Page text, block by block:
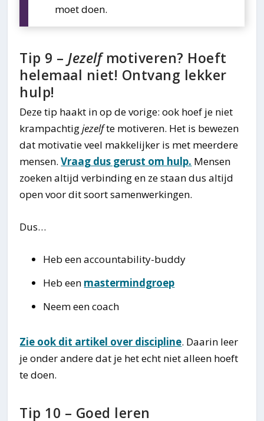
moet doen.
Tip 9 – Jezelfmotiveren? Hoeft
helemaal niet! Ontvang lekker
hulp!
Deze tip haakt in op de vorige: ook hoef je niet
krampachtigjezelfte motiveren. Het is bewezen
dat motivatie veel makkelijker is met meerdere
mensen.Vraag dus gerust om hulp. Mensen
zoeken altijd verbinding en ze staan dus altijd
open voor dit soort samenwerkingen.
Dus…
Heb een accountability-buddy
Heb een mastermindgroep
Neem een coach
Zie ook dit artikel over discipline. Daarin leer
je onder andere dat je het echt niet alleen hoeft
te doen.
Tip 10 – Goed leren